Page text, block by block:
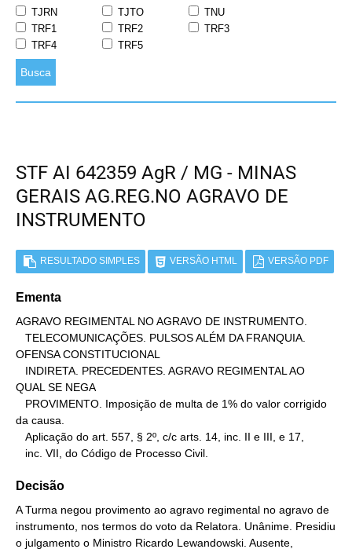
TJRN
TJTO
TNU
TRF1
TRF2
TRF3
TRF4
TRF5
Busca
STF AI 642359 AgR / MG - MINAS
GERAIS AG.REG.NO AGRAVO DE
INSTRUMENTO
RESULTADO SIMPLES VERSÃO HTML VERSÃO PDF
Ementa
AGRAVO REGIMENTAL NO AGRAVO DE INSTRUMENTO.
OFENSA CONSTITUCIONAL
QUAL SE NEGA
da causa.
   inc. VII, do Código de Processo Civil.
Decisão
A Turma negou provimento ao agravo regimental no agravo de
instrumento, nos termos do voto da Relatora. Unânime. Presidiu
o julgamento o Ministro Ricardo Lewandowski. Ausente,